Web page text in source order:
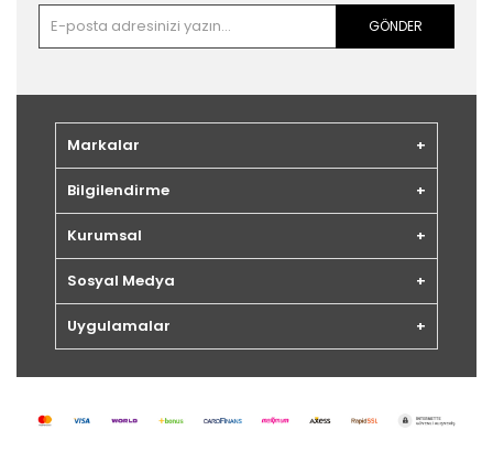
GÖNDER
Markalar
Bilgilendirme
Kurumsal
Sosyal Medya
Uygulamalar